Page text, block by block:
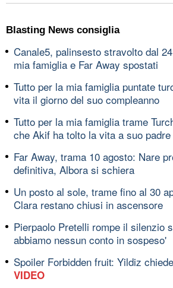
Blasting News consiglia
Canale5, palinsesto stravolto dal
mia famiglia e Far Away spostati
Tutto per la mia famiglia puntate
vita il giorno del suo compleanno
Tutto per la mia famiglia trame
che Akif ha tolto la vita a suo padre
Far Away, trama 10 agosto: Nare
definitiva, Albora si schiera
Un posto al sole, trame fino al 30
Clara restano chiusi in ascensore
Pierpaolo Pretelli rompe il silenzio
abbiamo nessun conto in sospeso'
Spoiler Forbidden fruit: Yildiz
VIDEO